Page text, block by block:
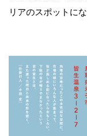
リアのスポットに